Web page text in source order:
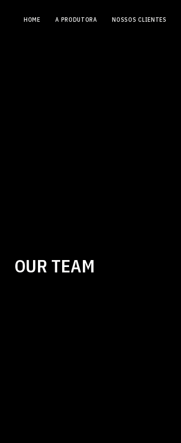
HOME A PRODUTORA NOSSOS CLIENTES
OUR TEAM